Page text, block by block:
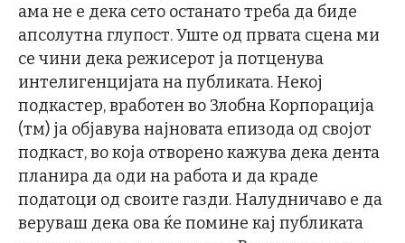
ама не е дека сето останато треба да биде
апсолутна глупост. Уште од првата сцена ми
се чини дека режисерот ја потценува
интелигенцијата на публиката. Некој
подкастер, вработен во Злобна Корпорација
(тм) ја објавува најновата епизода од својот
подкаст, во која отворено кажува дека дента
планира да оди на работа и да краде
податоци од своите газди. Налудничаво е да
веруваш дека ова ќе помине кај публиката